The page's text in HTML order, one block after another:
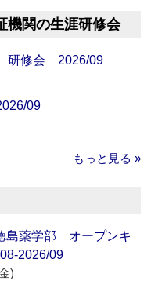
機関の生涯研修会
研修会 2026/09
09
もっと見る »
島薬学部 オープンキ
2026/09
)